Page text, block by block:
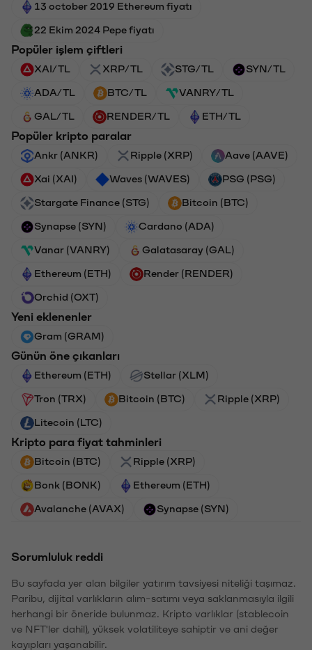
13 october 2019 Ethereum fiyatı
22 Ekim 2024 Pepe fiyatı
Popüler işlem çiftleri
XAI/TL XRP/TL STG/TL SYN/TL
ADA/TL BTC/TL VANRY/TL
GAL/TL RENDER/TL ETH/TL
Popüler kripto paralar
Ankr (ANKR) Ripple (XRP) Aave (AAVE)
Xai (XAI) Waves (WAVES) PSG (PSG)
Stargate Finance (STG) Bitcoin (BTC)
Synapse (SYN) Cardano (ADA)
Vanar (VANRY) Galatasaray (GAL)
Ethereum (ETH) Render (RENDER)
Orchid (OXT)
Yeni eklenenler
Gram (GRAM)
Günün öne çıkanları
Ethereum (ETH) Stellar (XLM)
Tron (TRX) Bitcoin (BTC) Ripple (XRP)
Litecoin (LTC)
Kripto para fiyat tahminleri
Bitcoin (BTC) Ripple (XRP)
Bonk (BONK) Ethereum (ETH)
Avalanche (AVAX) Synapse (SYN)
Sorumluluk reddi
Bu sayfada yer alan bilgiler yatırım tavsiyesi niteliği taşımaz.
Paribu, dijital varlıkların alım-satımı veya saklanmasıyla ilgili
herhangi bir öneride bulunmaz. Kripto varlıklar (stablecoin
ve NFT'ler dahil), yüksek volatiliteye sahiptir ve ani değer
kayıpları yaşanabilir.